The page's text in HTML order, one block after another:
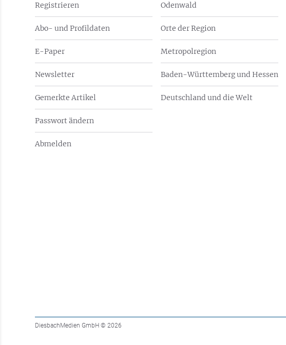
Registrieren
Abo- und Profildaten
E-Paper
Newsletter
Gemerkte Artikel
Passwort ändern
Abmelden
Odenwald
Orte der Region
Metropolregion
Baden-Württemberg und Hessen
Deutschland und die Welt
DiesbachMedien GmbH © 2026